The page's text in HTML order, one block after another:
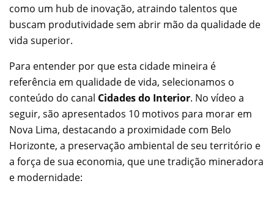
como um hub de inovação, atraindo talentos que
buscam produtividade sem abrir mão da qualidade de
vida superior.
Para entender por que esta cidade mineira é
referência em qualidade de vida, selecionamos o
conteúdo do canal Cidades do Interior. No vídeo a
seguir, são apresentados 10 motivos para morar em
Nova Lima, destacando a proximidade com Belo
Horizonte, a preservação ambiental de seu território e
a força de sua economia, que une tradição mineradora
e modernidade: